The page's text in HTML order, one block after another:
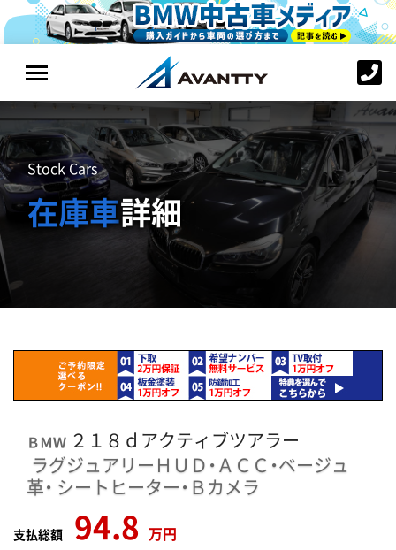
Stock Cars
在庫車詳細
ＢＭＷ ２１８ｄアクティブツアラー
ラグジュアリーＨＵＤ・ＡＣＣ・ベージュ
革・ シートヒーター・Ｂカメラ
支払総額 94.8 万円